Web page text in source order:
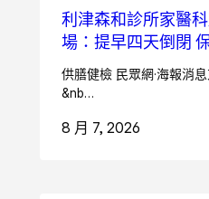
利津森和診所家醫
場：提早四天倒閉
供膳健檢 民眾網·海報消
&nb…
8 月 7, 2026